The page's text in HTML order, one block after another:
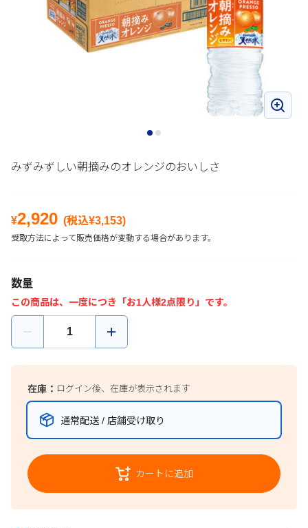
みずみずしい朝摘みのオレンジのおいしさ
¥2,920 (税込¥3,153)
受取方法によって販売価格が変動する場合があります。
数量
この商品は、一度につき「お1人様2点限り」です。
在庫： ログイン後、在庫が表示されます
通常配送 / 店舗受け取り
カートに追加